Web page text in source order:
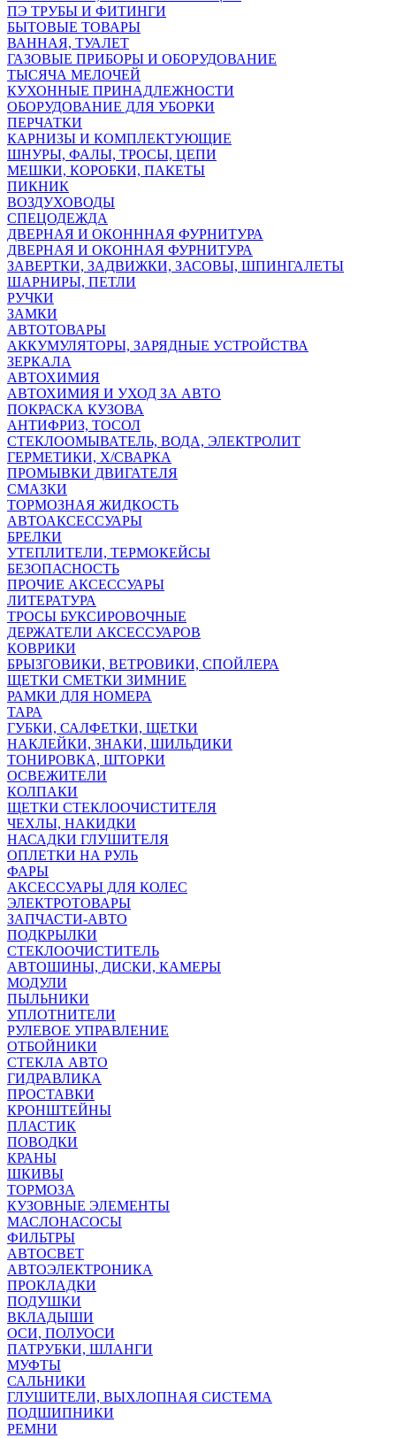
ПЭ ТРУБЫ И ФИТИНГИ
БЫТОВЫЕ ТОВАРЫ
ВАННАЯ, ТУАЛЕТ
ГАЗОВЫЕ ПРИБОРЫ И ОБОРУДОВАНИЕ
ТЫСЯЧА МЕЛОЧЕЙ
КУХОННЫЕ ПРИНАДЛЕЖНОСТИ
ОБОРУДОВАНИЕ ДЛЯ УБОРКИ
ПЕРЧАТКИ
КАРНИЗЫ И КОМПЛЕКТУЮЩИЕ
ШНУРЫ, ФАЛЫ, ТРОСЫ, ЦЕПИ
МЕШКИ, КОРОБКИ, ПАКЕТЫ
ПИКНИК
ВОЗДУХОВОДЫ
СПЕЦОДЕЖДА
ДВЕРНАЯ И ОКОНННАЯ ФУРНИТУРА
ДВЕРНАЯ И ОКОННАЯ ФУРНИТУРА
ЗАВЕРТКИ, ЗАДВИЖКИ, ЗАСОВЫ, ШПИНГАЛЕТЫ
ШАРНИРЫ, ПЕТЛИ
РУЧКИ
ЗАМКИ
АВТОТОВАРЫ
АККУМУЛЯТОРЫ, ЗАРЯДНЫЕ УСТРОЙСТВА
ЗЕРКАЛА
АВТОХИМИЯ
АВТОХИМИЯ И УХОД ЗА АВТО
ПОКРАСКА КУЗОВА
АНТИФРИЗ, ТОСОЛ
СТЕКЛООМЫВАТЕЛЬ, ВОДА, ЭЛЕКТРОЛИТ
ГЕРМЕТИКИ, Х/СВАРКА
ПРОМЫВКИ ДВИГАТЕЛЯ
СМАЗКИ
ТОРМОЗНАЯ ЖИДКОСТЬ
АВТОАКСЕССУАРЫ
БРЕЛКИ
УТЕПЛИТЕЛИ, ТЕРМОКЕЙСЫ
БЕЗОПАСНОСТЬ
ПРОЧИЕ АКСЕССУАРЫ
ЛИТЕРАТУРА
ТРОСЫ БУКСИРОВОЧНЫЕ
ДЕРЖАТЕЛИ АКСЕССУАРОВ
КОВРИКИ
БРЫЗГОВИКИ, ВЕТРОВИКИ, СПОЙЛЕРА
ЩЕТКИ СМЕТКИ ЗИМНИЕ
РАМКИ ДЛЯ НОМЕРА
ТАРА
ГУБКИ, САЛФЕТКИ, ЩЕТКИ
НАКЛЕЙКИ, ЗНАКИ, ШИЛЬДИКИ
ТОНИРОВКА, ШТОРКИ
ОСВЕЖИТЕЛИ
КОЛПАКИ
ЩЕТКИ СТЕКЛООЧИСТИТЕЛЯ
ЧЕХЛЫ, НАКИДКИ
НАСАДКИ ГЛУШИТЕЛЯ
ОПЛЕТКИ НА РУЛЬ
ФАРЫ
АКСЕССУАРЫ ДЛЯ КОЛЕС
ЭЛЕКТРОТОВАРЫ
ЗАПЧАСТИ-АВТО
ПОДКРЫЛКИ
СТЕКЛООЧИСТИТЕЛЬ
АВТОШИНЫ, ДИСКИ, КАМЕРЫ
МОДУЛИ
ПЫЛЬНИКИ
УПЛОТНИТЕЛИ
РУЛЕВОЕ УПРАВЛЕНИЕ
ОТБОЙНИКИ
СТЕКЛА АВТО
ГИДРАВЛИКА
ПРОСТАВКИ
КРОНШТЕЙНЫ
ПЛАСТИК
ПОВОДКИ
КРАНЫ
ШКИВЫ
ТОРМОЗА
КУЗОВНЫЕ ЭЛЕМЕНТЫ
МАСЛОНАСОСЫ
ФИЛЬТРЫ
АВТОСВЕТ
АВТОЭЛЕКТРОНИКА
ПРОКЛАДКИ
ПОДУШКИ
ВКЛАДЫШИ
ОСИ, ПОЛУОСИ
ПАТРУБКИ, ШЛАНГИ
МУФТЫ
САЛЬНИКИ
ГЛУШИТЕЛИ, ВЫХЛОПНАЯ СИСТЕМА
ПОДШИПНИКИ
РЕМНИ